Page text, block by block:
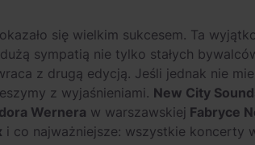
się wielkim sukcesem. Ta
sympatią nie tylko stałych
z drugą edycją. Jeśli jednak nie
z wyjaśnieniami. New City So
Wernera w warszawskiej Fabryce
i co najważniejsze: wszystkie koncerty